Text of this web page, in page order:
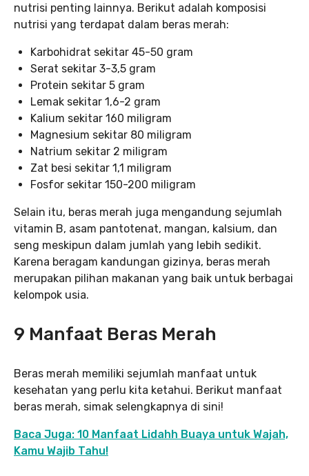
nutrisi penting lainnya. Berikut adalah komposisi
nutrisi yang terdapat dalam beras merah:
Karbohidrat sekitar 45-50 gram
Serat sekitar 3-3,5 gram
Protein sekitar 5 gram
Lemak sekitar 1,6-2 gram
Kalium sekitar 160 miligram
Magnesium sekitar 80 miligram
Natrium sekitar 2 miligram
Zat besi sekitar 1,1 miligram
Fosfor sekitar 150-200 miligram
Selain itu, beras merah juga mengandung sejumlah
vitamin B, asam pantotenat, mangan, kalsium, dan
seng meskipun dalam jumlah yang lebih sedikit.
Karena beragam kandungan gizinya, beras merah
merupakan pilihan makanan yang baik untuk berbagai
kelompok usia.
9 Manfaat Beras Merah
Beras merah memiliki sejumlah manfaat untuk
kesehatan yang perlu kita ketahui. Berikut manfaat
beras merah, simak selengkapnya di sini!
Baca Juga: 10 Manfaat Lidahh Buaya untuk Wajah,
Kamu Wajib Tahu!